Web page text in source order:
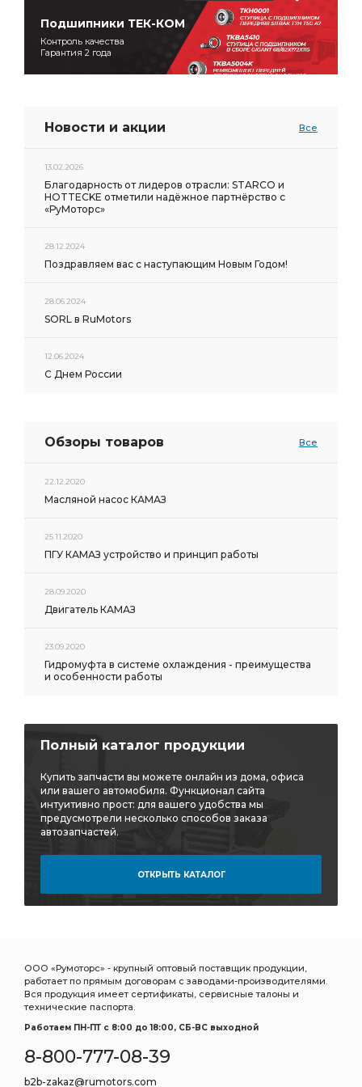
Подшипники ТЕК-КОМ
Контроль качества
Гарантия 2 года
Новости и акции Все
13.02.2026
Благодарность от лидеров отрасли: STARCO и
HOTTECKE отметили надёжное партнёрство с
«РуМоторс»
28.12.2024
Поздравляем вас с наступающим Новым Годом!
28.06.2024
SORL в RuMotors
12.06.2024
С Днем России
Обзоры товаров Все
22.12.2020
Масляной насос КАМАЗ
25.11.2020
ПГУ КАМАЗ устройство и принцип работы
28.09.2020
Двигатель КАМАЗ
23.09.2020
Гидромуфта в системе охлаждения - преимущества
и особенности работы
Полный каталог продукции
Купить запчасти вы можете онлайн из дома, офиса
или вашего автомобиля. Функционал сайта
интуитивно прост: для вашего удобства мы
предусмотрели несколько способов заказа
автозапчастей.
ОТКРЫТЬ КАТАЛОГ
ООО «Румоторс» - крупный оптовый поставщик продукции,
работает по прямым договорам с заводами-производителями.
Вся продукция имеет сертификаты, сервисные талоны и
технические паспорта.
Работаем ПН-ПТ c 8:00 до 18:00, СБ-ВС выходной
8-800-777-08-39
b2b-zakaz@rumotors.com